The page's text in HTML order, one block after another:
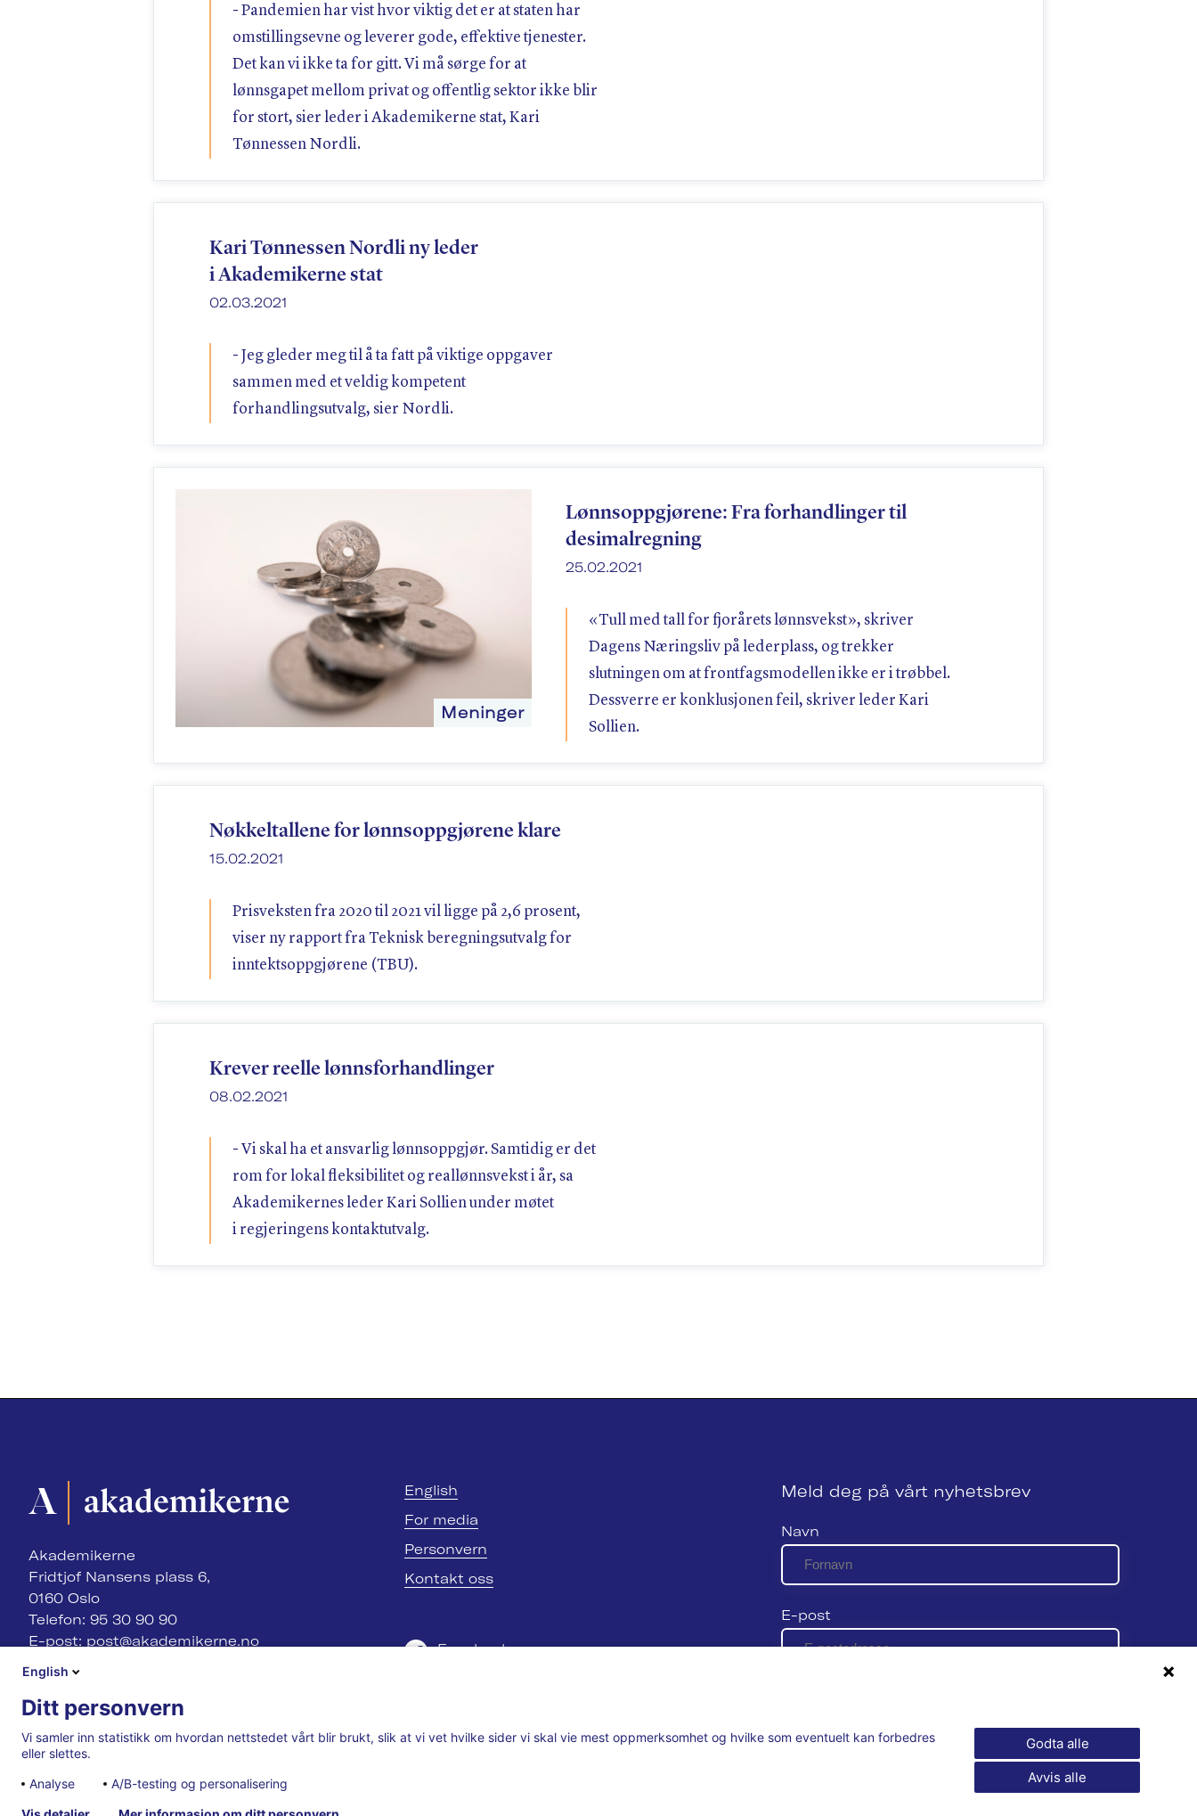
- Pandemien har vist hvor viktig det er at staten har
omstillingsevne og leverer gode, effektive tjenester.
Det kan vi ikke ta for gitt. Vi må sørge for at
lønnsgapet mellom privat og offentlig sektor ikke blir
for stort, sier leder i Akademikerne stat, Kari
Tønnessen Nordli.
Kari Tønnessen Nordli ny leder
i Akademikerne stat
02.03.2021
- Jeg gleder meg til å ta fatt på viktige oppgaver
sammen med et veldig kompetent
forhandlingsutvalg, sier Nordli.
Meninger
Lønnsoppgjørene: Fra forhandlinger til
desimalregning
25.02.2021
«Tull med tall for fjorårets lønnsvekst», skriver
Dagens Næringsliv på lederplass, og trekker
slutningen om at frontfagsmodellen ikke er i trøbbel.
Dessverre er konklusjonen feil, skriver leder Kari
Sollien.
Nøkkeltallene for lønnsoppgjørene klare
15.02.2021
Prisveksten fra 2020 til 2021 vil ligge på 2,6 prosent,
viser ny rapport fra Teknisk beregningsutvalg for
inntektsoppgjørene (TBU).
Krever reelle lønnsforhandlinger
08.02.2021
- Vi skal ha et ansvarlig lønnsoppgjør. Samtidig er det
rom for lokal fleksibilitet og reallønnsvekst i år, sa
Akademikernes leder Kari Sollien under møtet
i regjeringens kontaktutvalg.
Akademikerne
Fridtjof Nansens plass 6,
0160 Oslo
Telefon: 95 30 90 90
E-post: post@akademikerne.no
English
For media
Personvern
Kontakt oss
Facebook
Meld deg på vårt nyhetsbrev
Navn
E-post
English
Ditt personvern
Vi samler inn statistikk om hvordan nettstedet vårt blir brukt, slik at vi vet hvilke sider vi skal vie mest oppmerksomhet og hvilke som eventuelt kan forbedres
eller slettes.
Analyse
A/B-testing og personalisering
Godta alle
Avvis alle